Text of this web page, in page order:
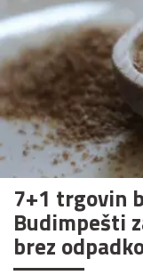
7+1 trgovin
Budimpešti
brez